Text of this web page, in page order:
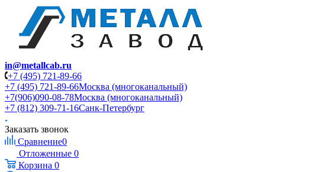
in@metallcab.ru
+7 (495) 721-89-66
+7 (495) 721-89-66Москва (многоканальный)
+7(906)090-08-78Москва (многоканальный)
+7 (812) 309-71-16Санк-Петербург
Заказать звонок
Сравнение0
Отложенные 0
Корзина 0